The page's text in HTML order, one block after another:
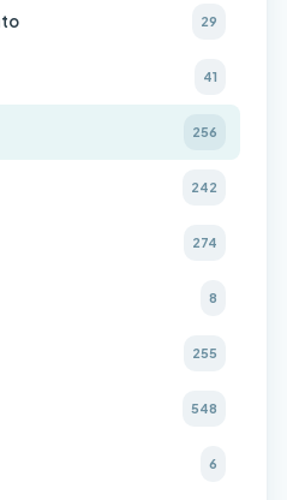
29
41
256
242
274
8
255
548
6